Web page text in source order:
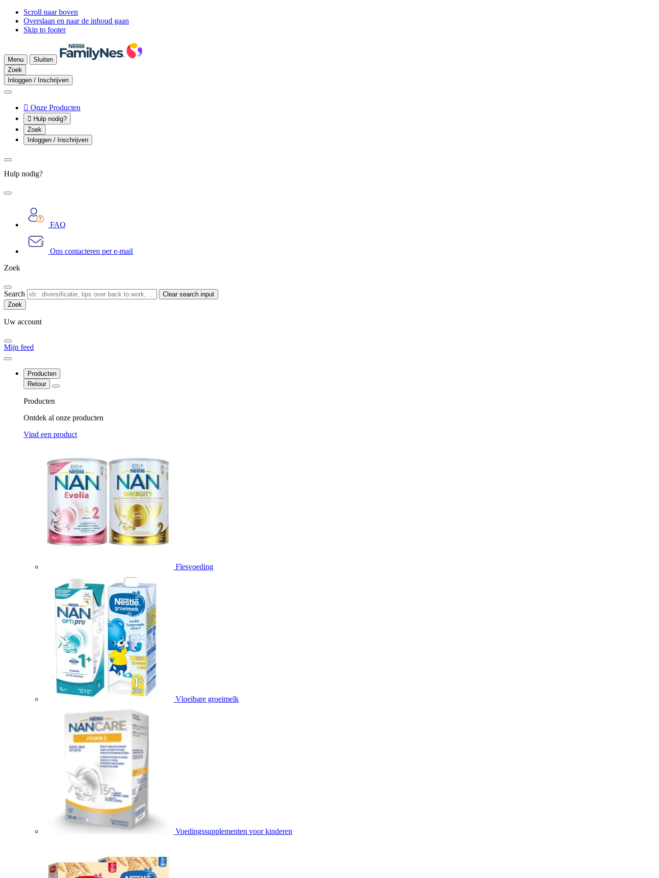
Scroll naar boven
Overslaan en naar de inhoud gaan
Skip to footer
Menu
Sluiten
Zoek
Inloggen / Inschrijven
 Onze Producten
 Hulp nodig?
Zoek
Inloggen / Inschrijven
Hulp nodig?
FAQ
Ons contacteren per e-mail
Zoek
Search Clear search input
Uw account
Mijn feed
Producten
Retour
Producten
Ontdek al onze producten
Vind een product
Flesvoeding
Vloeibare groeimelk
Voedingssupplementen voor kinderen